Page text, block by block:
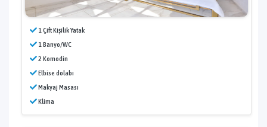
1 Çift Kişilik Yatak
1 Banyo/WC
2 Komodin
Elbise dolabı
Makyaj Masası
Klima